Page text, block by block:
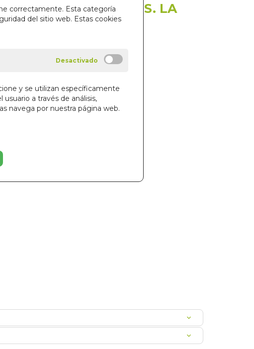
correctamente. Esta categoría
del sitio web. Estas cookies
y se utilizan específicamente
a través de análisis,
navega por nuestra página web.
DE CERVANTES. LA
€
a la cesta